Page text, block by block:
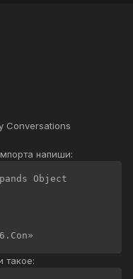
Conversations
напиши:
Object
такое: